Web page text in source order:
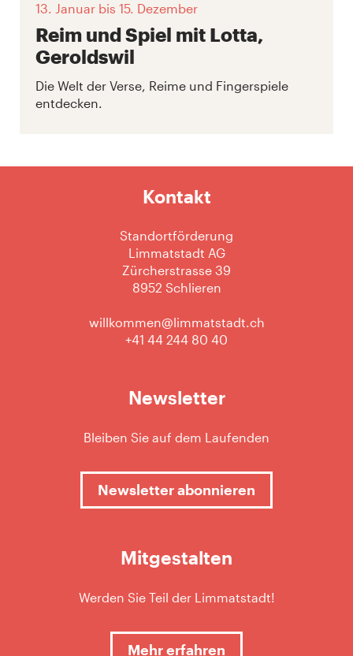
13. Januar bis 15. Dezember
Reim und Spiel mit Lotta,
Geroldswil
Die Welt der Verse, Reime und Fingerspiele
entdecken.
Kontakt
Standortförderung
Limmatstadt AG
Zürcherstrasse 39
8952 Schlieren
willkommen@limmatstadt.ch
+41 44 244 80 40
Newsletter
Bleiben Sie auf dem Laufenden
Newsletter abonnieren
Mitgestalten
Werden Sie Teil der Limmatstadt!
Mehr erfahren